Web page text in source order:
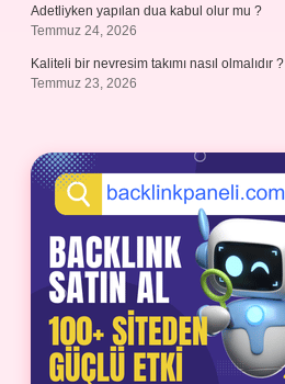
Adetliyken yapılan dua kabul olur mu ?
Temmuz 24, 2026
Kaliteli bir nevresim takımı nasıl olmalıdır ?
Temmuz 23, 2026